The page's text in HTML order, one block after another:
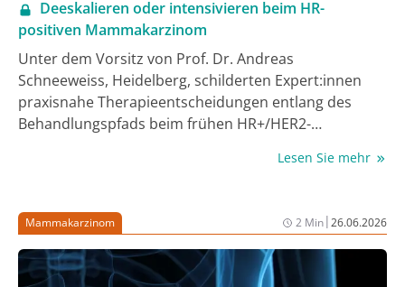
Deeskalieren oder intensivieren beim HR-
positiven Mammakarzinom
Unter dem Vorsitz von Prof. Dr. Andreas
Schneeweiss, Heidelberg, schilderten Expert:innen
praxisnahe Therapieentscheidungen entlang des
Behandlungspfads beim frühen HR+/HER2-
Lesen Sie mehr
Mammakarzinom 2 Min|26.06.2026